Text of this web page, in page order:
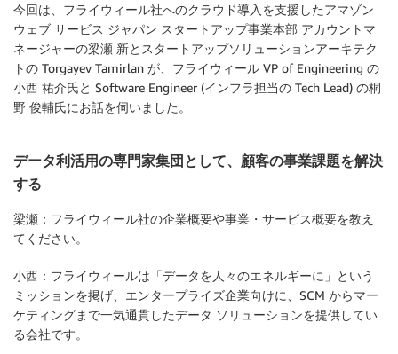
今回は、フライウィール社へのクラウド導入を支援したアマゾン
ウェブ サービス ジャパン スタートアップ事業本部 アカウントマ
ネージャーの梁瀬 新とスタートアップソリューションアーキテク
トの Torgayev Tamirlan が、フライウィール VP of Engineering の
小西 祐介氏と Software Engineer (インフラ担当の Tech Lead) の桐
野 俊輔氏にお話を伺いました。
データ利活用の専門家集団として、顧客の事業課題を解決
する
梁瀬：フライウィール社の企業概要や事業・サービス概要を教え
てください。
小西：フライウィールは「データを人々のエネルギーに」という
ミッションを掲げ、エンタープライズ企業向けに、SCM からマー
ケティングまで一気通貫したデータ ソリューションを提供してい
る会社です。